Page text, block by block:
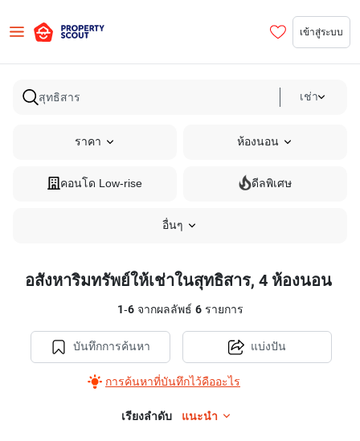
เข้าสู่ระบบ
เช่า
ราคา ห้องนอน
คอนโด Low-rise ดีลพิเศษ
อื่นๆ
อสังหาริมทรัพย์ให้เช่าในสุทธิสาร, 4 ห้องนอน
1-6จากผลลัพธ์ 6รายการ
บันทึกการค้นหา
การค้นหาที่บันทึกไว้คืออะไร
แบ่งปัน
เรียงลำดับ แนะนำ